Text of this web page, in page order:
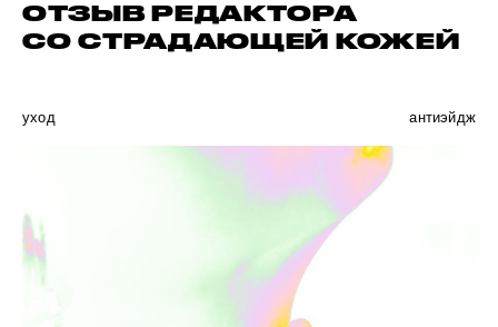
ОТЗЫВ РЕДАКТОРА
СО СТРАДАЮЩЕЙ КОЖЕЙ
уход антиэйдж